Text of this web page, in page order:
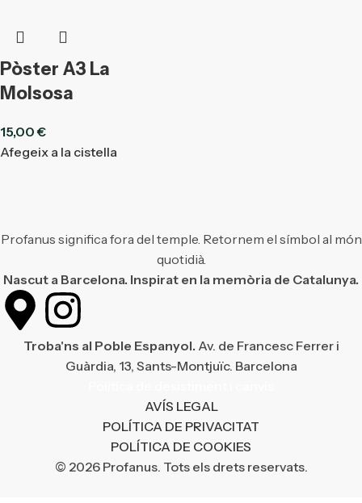
Pòster A3 La
Molsosa
15,00€
Afegeix a la cistella
Profanus significa fora del temple. Retornem el símbol al món
quotidià.
Nascut a Barcelona. Inspirat en la memòria de Catalunya.
Troba'ns al Poble Espanyol. Av. de Francesc Ferrer i
Guàrdia, 13, Sants-Montjuïc. Barcelona
AVÍS LEGAL
POLÍTICA DE PRIVACITAT
POLÍTICA DE COOKIES
© 2026 Profanus. Tots els drets reservats.